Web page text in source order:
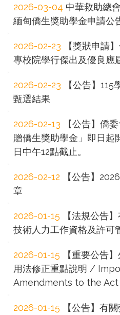
2026-03-04 中華救助總
緬甸僑生獎助學金申請公
2026-02-23 【獎狀申請
專校院學行傑出及優良應
2026-02-23 【公告】115
甄選結果
2026-02-13 【公告】僑
贈僑生獎助學金」即日起
日中午12點截止。
2026-02-12 【公告】
章
2026-01-15 【法規公告
技術人力工作資格及許可
2026-01-15 【重要公告
用法修正重點說明 /
Amendments to the
2026-01-15 【公告】有